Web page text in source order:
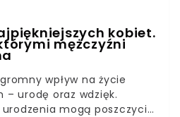
kobiet.
mężczyźni
wpływ na życie
– urodę oraz wdzięk.
mogą poszczycić